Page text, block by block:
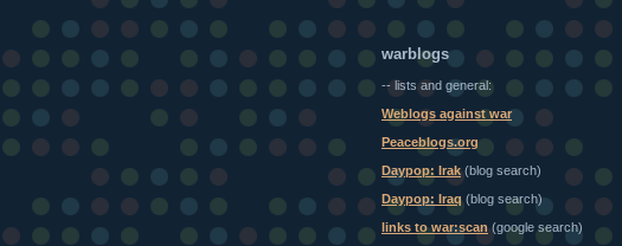
warblogs
-- lists and general:
Weblogs against war
Peaceblogs.org
Daypop: Irak(blog search)
Daypop: Iraq (blog search)
links to war:scan(google search)